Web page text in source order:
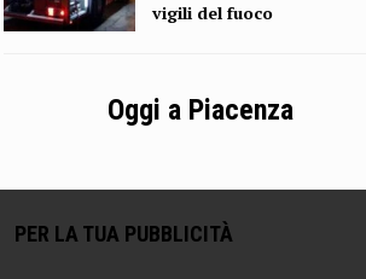
vigili del fuoco
Oggi a Piacenza
PER LA TUA PUBBLICITÀ